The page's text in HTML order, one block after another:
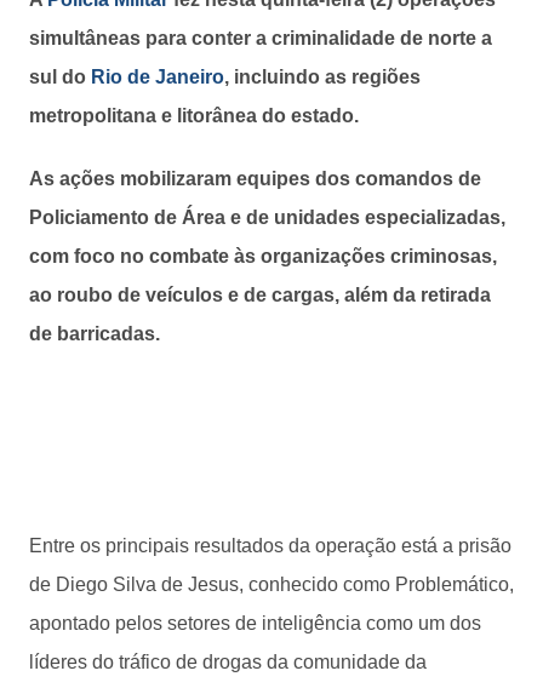
simultâneas para conter a criminalidade de norte a
sul do Rio de Janeiro, incluindo as regiões
metropolitana e litorânea do estado.
As ações mobilizaram equipes dos comandos de
Policiamento de Área e de unidades especializadas,
com foco no combate às organizações criminosas,
ao roubo de veículos e de cargas, além da retirada
de barricadas.
Entre os principais resultados da operação está a prisão
de Diego Silva de Jesus, conhecido como Problemático,
apontado pelos setores de inteligência como um dos
líderes do tráfico de drogas da comunidade da